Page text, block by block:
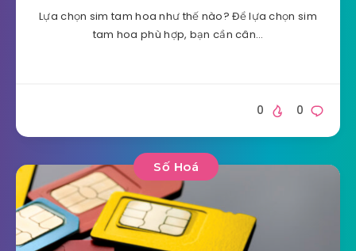
Lựa chọn sim tam hoa như thế nào? Để lựa chọn sim
tam hoa phù hợp, bạn cần cân…
0
0
Số Hoá